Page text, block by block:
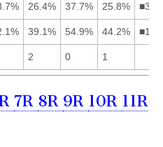
26.4% 37.7% 25.8%
39.1% 54.9% 44.2%
2 0 1
7R 8R 9R 10R 11R